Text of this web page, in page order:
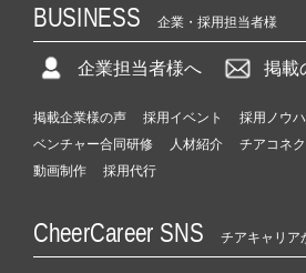
BUSINESS 企業・採用担当者様
企業担当者様へ 掲載
掲載企業様の声 採用イベント 採用ノウ
ベンチャー合同研修
人材紹介 チアコネ
動画制作
採用代行
CheerCareer SNS チアキャリア